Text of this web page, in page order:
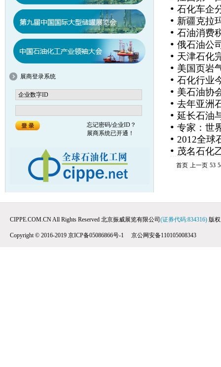
展商登录系统
忘记密码/企业ID？
展商系统已开通！
• 石化车企
• 新疆克拉
• 石油消费
• 俄石油公
• 天津石化
• 美国页岩
• 石化行业
• 美石油协
• 去年亚洲
• 延长石油
• 专家：世
• 2012全球
• 茂名石化
首页 上一页 53
CIPPE.COM.CN All Rights Reserved 北京振威展览有限公司 (证券代码:834316) 版
Copyright © 2016-2019 京ICP备05086866号-1 京公网安备110105008343